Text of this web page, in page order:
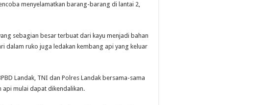
menyelamatkan barang-barang di lantai 2,
sebagian besar terbuat dari kayu menjadi bahan
dalam ruko juga ledakan kembang api yang keluar
Landak, TNI dan Polres Landak bersama-sama
api mulai dapat dikendalikan.